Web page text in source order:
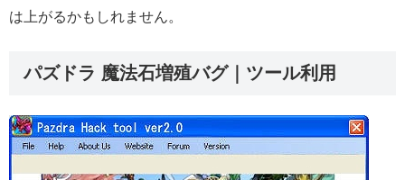
は上がるかもしれません。
パズドラ 魔法石増殖バグ｜ツール利用